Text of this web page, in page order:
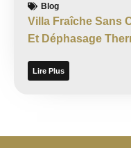
Blog
Villa Fraîche Sans
Et Déphasage
Lire Plus